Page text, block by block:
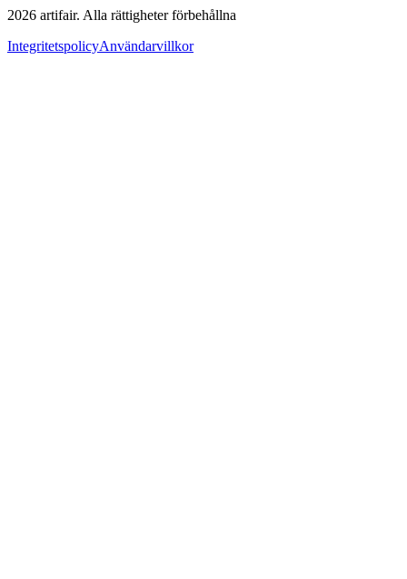
2026 artifair. Alla rättigheter förbehållna
IntegritetspolicyAnvändarvillkor